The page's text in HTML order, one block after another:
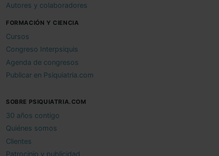
Autores y colaboradores
FORMACIÓN Y CIENCIA
Cursos
Congreso Interpsiquis
Agenda de congresos
Publicar en Psiquiatria.com
SOBRE PSIQUIATRIA.COM
30 años contigo
Quiénes somos
Clientes
Patrocinio y publicidad